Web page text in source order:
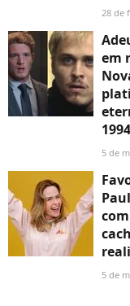
28 de
em
5 de
5 de